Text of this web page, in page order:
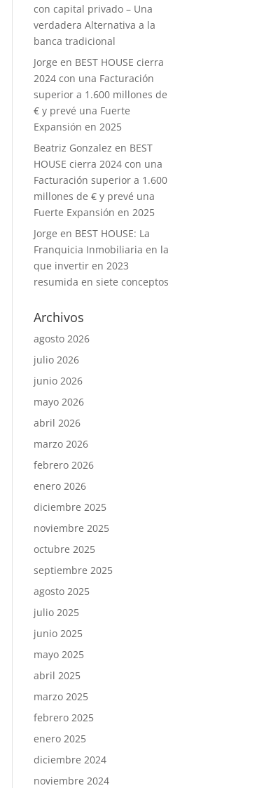
con capital privado – Una
verdadera Alternativa a la
banca tradicional
Jorge en BEST HOUSE cierra
2024 con una Facturación
superior a 1.600 millones de
€ y prevé una Fuerte
Expansión en 2025
Beatriz Gonzalez en BEST
HOUSE cierra 2024 con una
Facturación superior a 1.600
millones de € y prevé una
Fuerte Expansión en 2025
Jorge en BEST HOUSE: La
Franquicia Inmobiliaria en la
que invertir en 2023
resumida en siete conceptos
Archivos
agosto 2026
julio 2026
junio 2026
mayo 2026
abril 2026
marzo 2026
febrero 2026
enero 2026
diciembre 2025
noviembre 2025
octubre 2025
septiembre 2025
agosto 2025
julio 2025
junio 2025
mayo 2025
abril 2025
marzo 2025
febrero 2025
enero 2025
diciembre 2024
noviembre 2024